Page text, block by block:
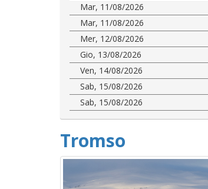
Mar, 11/08/2026
Mar, 11/08/2026
Mer, 12/08/2026
Gio, 13/08/2026
Ven, 14/08/2026
Sab, 15/08/2026
Sab, 15/08/2026
Tromso